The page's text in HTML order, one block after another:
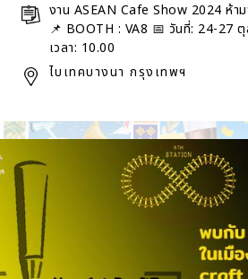
งาน ASEAN Cafe Show 2024 ห้า
📌 BOOTH : VA8 📅 วันที่: 24-27
เวลา: 10.00
ไบเทคบางนา กรุงเทพฯ